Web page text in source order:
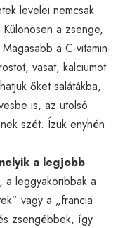
levelei nemcsak
a zsenge,
a C-vitamin-
vasat, kalciumot
őket salátákba,
is, az utolsó
szét. Ízük enyhén
a legjobb
a leggyakoribbak a
vagy a „francia
zsengébbek, így